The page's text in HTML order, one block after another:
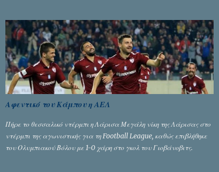
Αφεντικό του Κάμπου η ΑΕΛ
Πήρε το θεσσαλικό ντέρμπι η Λάρισα Μεγάλη νίκη της Λάρισας στο
ντέρμπι της αγωνιστικής για τη Football League, καθώς επιβλήθηκε
του Ολυμπιακού Βόλου με 1-0 χάρη στο γκολ του Γιοβάνοβιτς.